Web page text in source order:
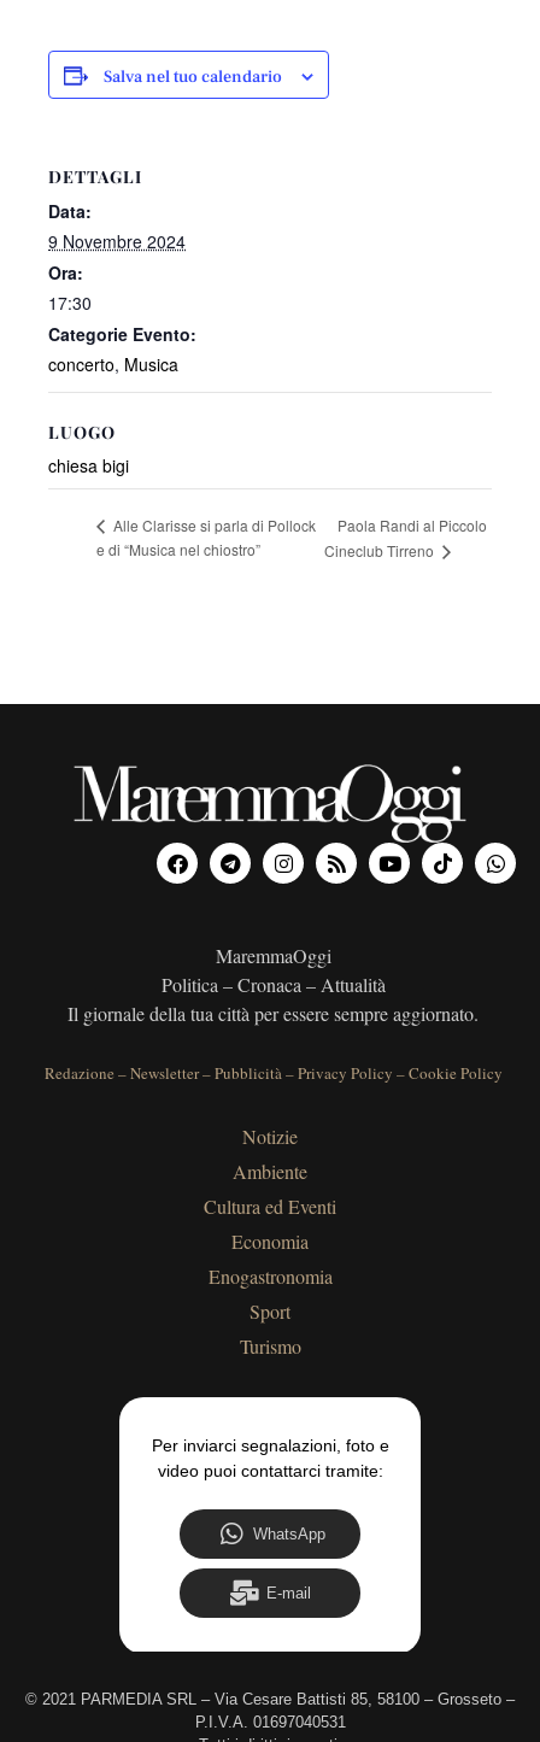
Salva nel tuo calendario
DETTAGLI
Data:
9 Novembre 2024
Ora:
17:30
Categorie Evento:
concerto, Musica
LUOGO
chiesa bigi
Alle Clarisse si parla di Pollock
e di “Musica nel chiostro”
Paola Randi al Piccolo
Cineclub Tirreno
MaremmaOggi
Politica – Cronaca – Attualità
Il giornale della tua città per essere sempre aggiornato.
Redazione –Newsletter–Pubblicità–Privacy Policy –Cookie Policy
Notizie
Ambiente
Cultura ed Eventi
Economia
Enogastronomia
Sport
Turismo
Per inviarci segnalazioni, foto e
video puoi contattarci tramite:
WhatsApp
E-mail
© 2021 PARMEDIA SRL – Via Cesare Battisti 85, 58100 – Grosseto –
P.I.V.A. 01697040531